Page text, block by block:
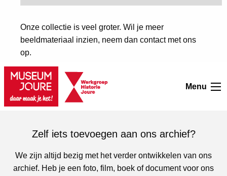
Menu
Onze collectie is veel groter. Wil je meer
beeldmateriaal inzien, neem dan contact met ons
op.
Inzien
Zelf iets toevoegen aan ons archief?
We zijn altijd bezig met het verder ontwikkelen van ons
archief. Heb je een foto, film, boek of document voor ons